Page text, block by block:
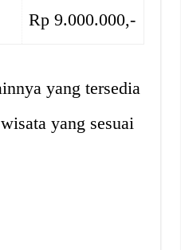
Rp 9.000.000,-
yang tersedia
yang sesuai